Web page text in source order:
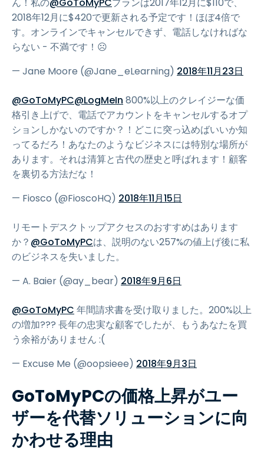
2018年12月に$420で更新される予定です！ほぼ4倍で
す。オンラインでキャンセルできず、電話しなければな
らない - 不満です！☹️
— Jane Moore (@Jane_eLearning) 2018年11月23日
@GoToMyPC@LogMeIn 800%以上のクレイジーな価
格引き上げで、電話でアカウントをキャンセルするオプ
ションしかないのですか？！どこに突っ込めばいいか知
ってるだろ！あなたのようなビジネスには特別な場所が
あります。それは清算と古代の歴史と呼ばれます！顧客
を裏切る方法だな！
— Fiosco (@FioscoHQ) 2018年11月15日
リモートデスクトップアクセスのおすすめはあります
か？ @GoToMyPCは、説明のない257%の値上げ後に私
のビジネスを失いました。
— A. Baier (@ay_bear) 2018年9月6日
@GoToMyPC 年間請求書を受け取りました。200%以上
の増加??? 長年の忠実な顧客でしたが、もうあなたを買
う余裕がありません :(
— Excuse Me (@oopsieee) 2018年9月3日
GoToMyPCの価格上昇がユー
ザーを代替ソリューションに向
かわせる理由